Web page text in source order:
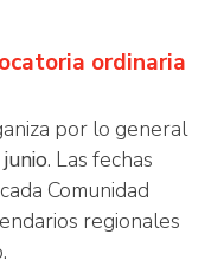
ordinaria
por lo general
. Las fechas
Comunidad
regionales